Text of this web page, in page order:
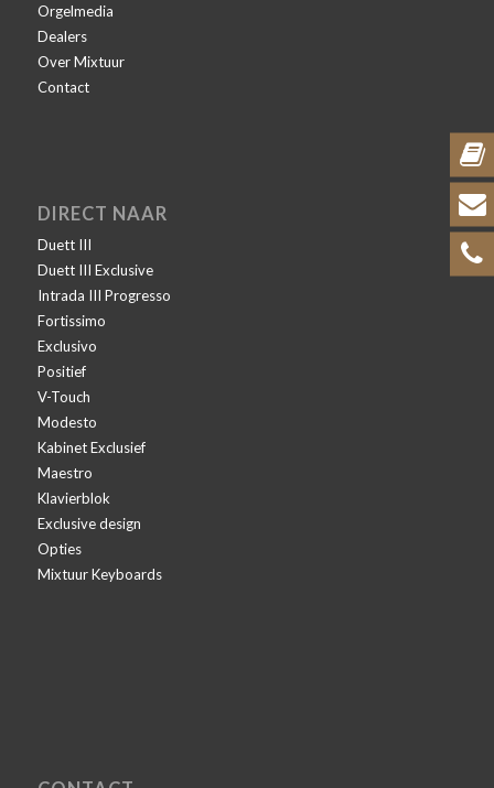
Orgelmedia
Dealers
Over Mixtuur
Contact
DIRECT NAAR
Duett III
Duett III Exclusive
Intrada III Progresso
Fortissimo
Exclusivo
Positief
V-Touch
Modesto
Kabinet Exclusief
Maestro
Klavierblok
Exclusive design
Opties
Mixtuur Keyboards